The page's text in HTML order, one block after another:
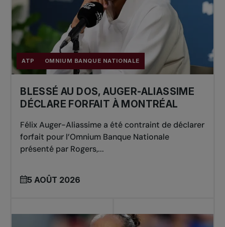
ATP OMNIUM BANQUE NATIONALE
BLESSÉ AU DOS, AUGER-ALIASSIME
DÉCLARE FORFAIT À MONTRÉAL
Félix Auger-Aliassime a été contraint de déclarer
forfait pour l’Omnium Banque Nationale
présenté par Rogers,...
5 AOÛT 2026